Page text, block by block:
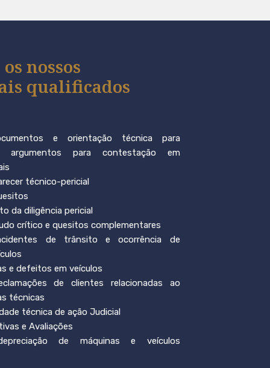
nossos
qualificados
e orientação técnica para
argumentos para contestação em
técnico-pericial
da diligência pericial
crítico e quesitos complementares
de trânsito e ocorrência de
e defeitos em veículos
de clientes relacionadas ao
técnicas
técnica de ação Judicial
e Avaliações
de máquinas e veículos